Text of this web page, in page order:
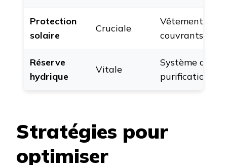
Protection
solaire
Cruciale
Vêtements
couvrants
Réserve
hydrique
Vitale
Système de
purification
Stratégies pour
optimiser